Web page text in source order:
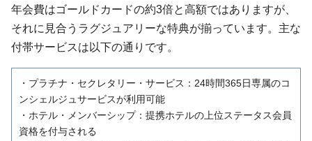
年会費はゴールドカードの約3倍と高額ではありますが、
それに見合うラグジュアリーな特典が揃っています。主な
付帯サービスは以下の通りです。
・プラチナ・セクレタリー・サービス：24時間365日専属のコ
ンシェルジュサービスが利用可能
・ホテル・メンバーシップ：提携ホテルの上位ステータス会員
資格を付与される